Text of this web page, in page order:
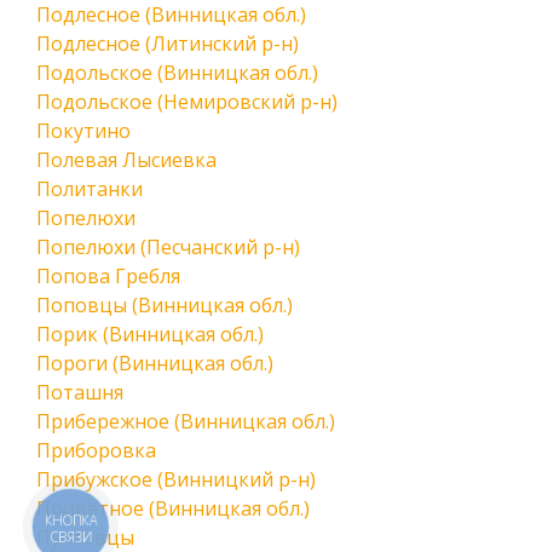
Подлесное (Винницкая обл.)
Подлесное (Литинский р-н)
Подольское (Винницкая обл.)
Подольское (Немировский р-н)
Покутино
Полевая Лысиевка
Политанки
Попелюхи
Попелюхи (Песчанский р-н)
Попова Гребля
Поповцы (Винницкая обл.)
Порик (Винницкая обл.)
Пороги (Винницкая обл.)
Поташня
Прибережное (Винницкая обл.)
Приборовка
Прибужское (Винницкий р-н)
Приветное (Винницкая обл.)
Пултовцы
КНОПКА
СВЯЗИ